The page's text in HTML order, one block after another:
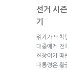
선거 시
기
위기가 닥치
대중에게 전
한창이기 때
대통령은 황